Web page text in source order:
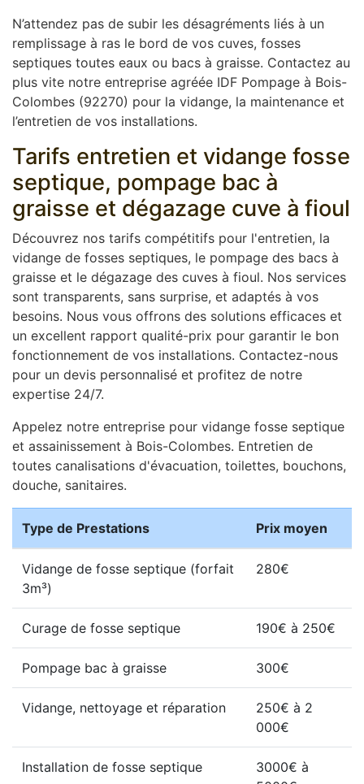
N’attendez pas de subir les désagréments liés à un
remplissage à ras le bord de vos cuves, fosses
septiques toutes eaux ou bacs à graisse. Contactez au
plus vite notre entreprise agréée IDF Pompage à Bois-
Colombes (92270) pour la vidange, la maintenance et
l’entretien de vos installations.
Tarifs entretien et vidange fosse
septique, pompage bac à
graisse et dégazage cuve à fioul
Découvrez nos tarifs compétitifs pour l'entretien, la
vidange de fosses septiques, le pompage des bacs à
graisse et le dégazage des cuves à fioul. Nos services
sont transparents, sans surprise, et adaptés à vos
besoins. Nous vous offrons des solutions efficaces et
un excellent rapport qualité-prix pour garantir le bon
fonctionnement de vos installations. Contactez-nous
pour un devis personnalisé et profitez de notre
expertise 24/7.
Appelez notre entreprise pour vidange fosse septique
et assainissement à Bois-Colombes. Entretien de
toutes canalisations d'évacuation, toilettes, bouchons,
douche, sanitaires.
Type de Prestations Prix moyen
Vidange de fosse septique (forfait
3m³)
280€
Curage de fosse septique 190€ à 250€
Pompage bac à graisse 300€
Vidange, nettoyage et réparation
250€ à 2
000€
Installation de fosse septique
3000€ à